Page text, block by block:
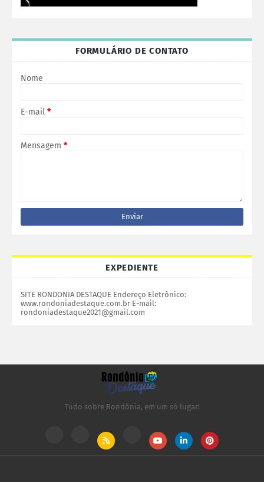
FORMULÁRIO DE CONTATO
Nome
E-mail *
Mensagem *
EXPEDIENTE
SITE RONDONIA DESTAQUE Endereço Eletrônico:
www.rondoniadestaque.com.br E-mail:
rondoniadestaque2021@gmail.com
Tudo sobre Rondônia, em um só lugar!